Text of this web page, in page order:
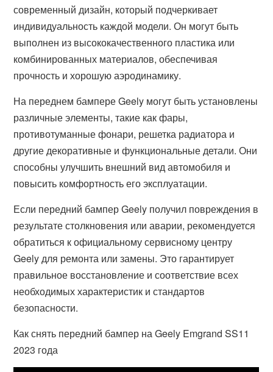
современный дизайн, который подчеркивает
индивидуальность каждой модели. Он могут быть
выполнен из высококачественного пластика или
комбинированных материалов, обеспечивая
прочность и хорошую аэродинамику.
На переднем бампере Geely могут быть установлены
различные элементы, такие как фары,
противотуманные фонари, решетка радиатора и
другие декоративные и функциональные детали. Они
способны улучшить внешний вид автомобиля и
повысить комфортность его эксплуатации.
Если передний бампер Geely получил повреждения в
результате столкновения или аварии, рекомендуется
обратиться к официальному сервисному центру
Geely для ремонта или замены. Это гарантирует
правильное восстановление и соответствие всех
необходимых характеристик и стандартов
безопасности.
Как снять передний бампер на Geely Emgrand SS11
2023 года